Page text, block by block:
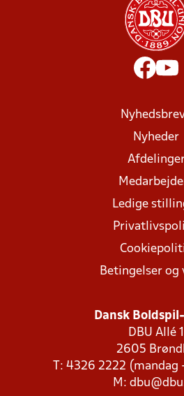
Nyheder
Ledige
Betingelser og
Dansk
DBU Allé 1
2605
T: 4326 2222
M: